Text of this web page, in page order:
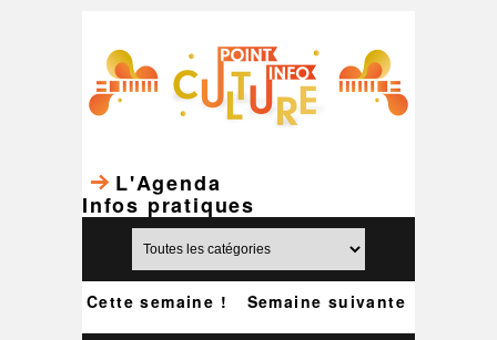
L'Agenda
Infos pratiques
Semaine suivante
Cette semaine !